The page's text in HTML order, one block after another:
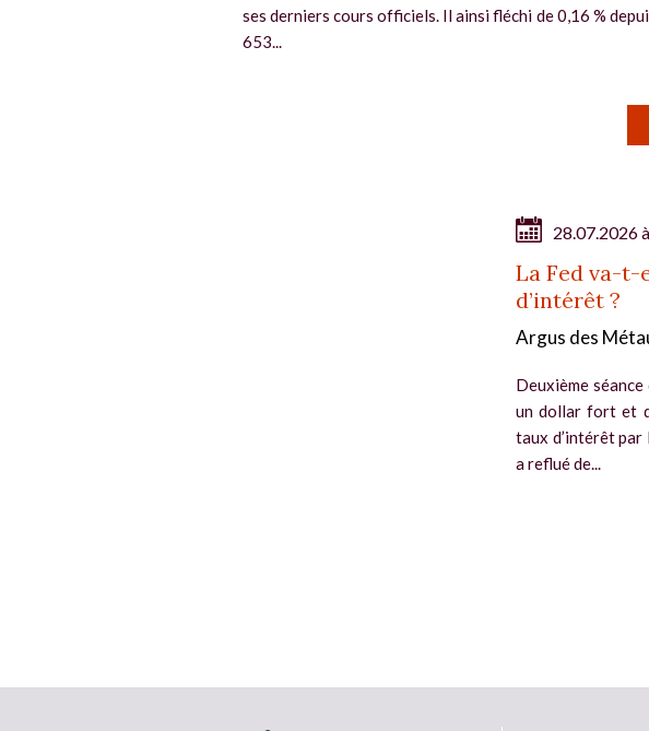
ses derniers cours officiels. Il ainsi fléchi de 0,16 %
653...
28.07.2026
La Fed va-
d’intérêt ?
Argus des
Deuxième
un dollar fort et
taux d’intérêt
a reflué de...